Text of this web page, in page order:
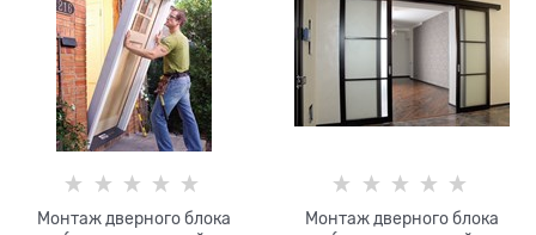
Монтаж дверного блока
Монтаж дверного блока